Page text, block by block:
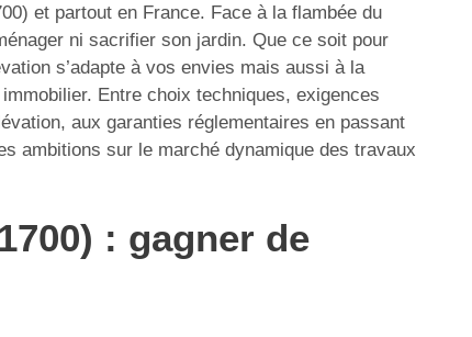
et partout en France. Face à la flambée du
ni sacrifier son jardin. Que ce soit pour
s’adapte à vos envies mais aussi à la
Entre choix techniques, exigences
aux garanties réglementaires en passant
ambitions sur le marché dynamique des travaux
: gagner de